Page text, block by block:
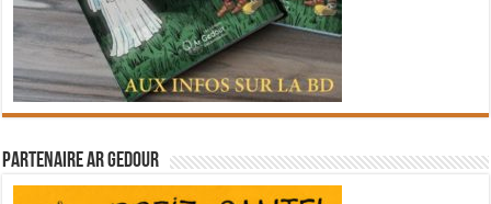
Partenaire Ar Gedour